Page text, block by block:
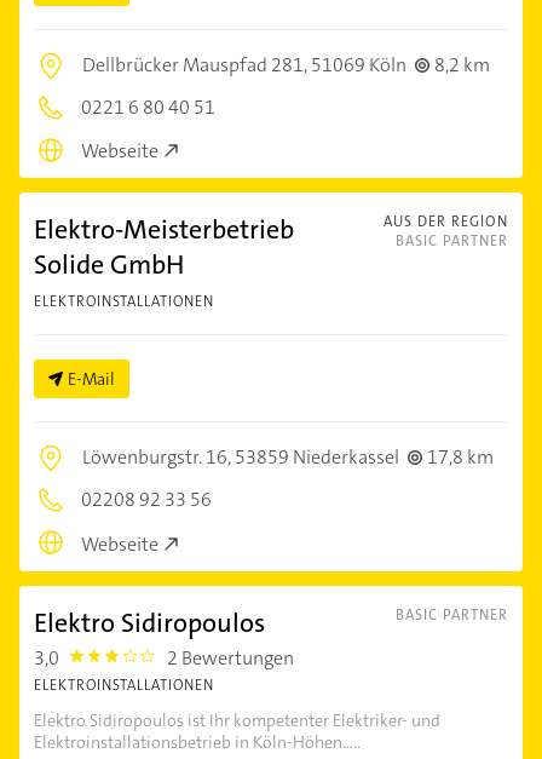
Dellbrücker Mauspfad 281,51069 Köln
8,2 km
0221 6 80 40 51
Webseite
AUS DER REGION
BASIC PARTNER
Elektro-Meisterbetrieb
Solide GmbH
ELEKTROINSTALLATIONEN
E-Mail
Löwenburgstr. 16,53859 Niederkassel
17,8 km
02208 92 33 56
Webseite
BASIC PARTNER
Elektro Sidiropoulos
3,0 3.0 2 Bewertungen
ELEKTROINSTALLATIONEN
Elektro Sidiropoulos ist Ihr kompetenter Elektriker- und
Elektroinstallationsbetrieb in Köln-Höhen.....